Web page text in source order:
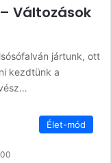
Változások
jártunk, ott
kezdtünk a
Élet-mód